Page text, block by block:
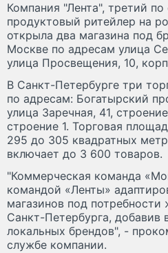
Компания "Лента", третий
продуктовый ритейлер на
открыла два магазина под
Москве по адресам улица
улица Просвещения, 10,
В Санкт-Петербурге три
по адресам: Богатырский
улица Заречная, 41,
строение 1. Торговая
295 до 305 квадратных
включает до 3 600 товаров.
"Коммерческая команда
командой «Ленты»
магазинов под
Санкт-Петербурга, добавив
локальных брендов", -
службе компании.